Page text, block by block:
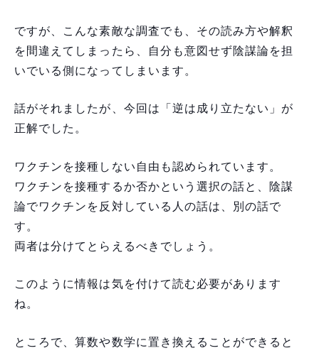
ですが、こんな素敵な調査でも、その読み方や解釈
を間違えてしまったら、自分も意図せず陰謀論を担
いでいる側になってしまいます。
話がそれましたが、今回は「逆は成り立たない」が
正解でした。
ワクチンを接種しない自由も認められています。
ワクチンを接種するか否かという選択の話と、陰謀
論でワクチンを反対している人の話は、別の話で
す。
両者は分けてとらえるべきでしょう。
このように情報は気を付けて読む必要があります
ね。
ところで、算数や数学に置き換えることができると